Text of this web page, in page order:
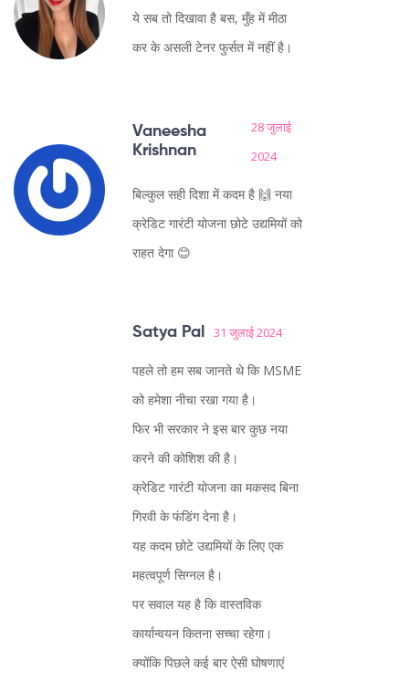
ये सब तो दिखावा है बस, मुँह में मीठा
कर के असली टेनर फुर्सत में नहीं है।
Vaneesha
Krishnan
28 जुलाई
2024
बिल्कुल सही दिशा में कदम है 🙌 नया
क्रेडिट गारंटी योजना छोटे उद्यमियों को
राहत देगा 😊
Satya Pal 31 जुलाई 2024
पहले तो हम सब जानते थे कि MSME
को हमेशा नीचा रखा गया है।
फिर भी सरकार ने इस बार कुछ नया
करने की कोशिश की है।
क्रेडिट गारंटी योजना का मकसद बिना
गिरवी के फंडिंग देना है।
यह कदम छोटे उद्यमियों के लिए एक
महत्वपूर्ण सिग्नल है।
पर सवाल यह है कि वास्तविक
कार्यान्वयन कितना सच्चा रहेगा।
क्योंकि पिछले कई बार ऐसी घोषणाएं